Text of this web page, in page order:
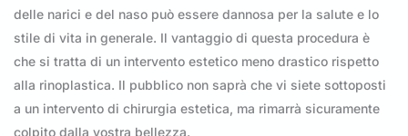
delle narici e del naso può essere dannosa per la salute e lo
stile di vita in generale. Il vantaggio di questa procedura è
che si tratta di un intervento estetico meno drastico rispetto
alla rinoplastica. Il pubblico non saprà che vi siete sottoposti
a un intervento di chirurgia estetica, ma rimarrà sicuramente
colpito dalla vostra bellezza.